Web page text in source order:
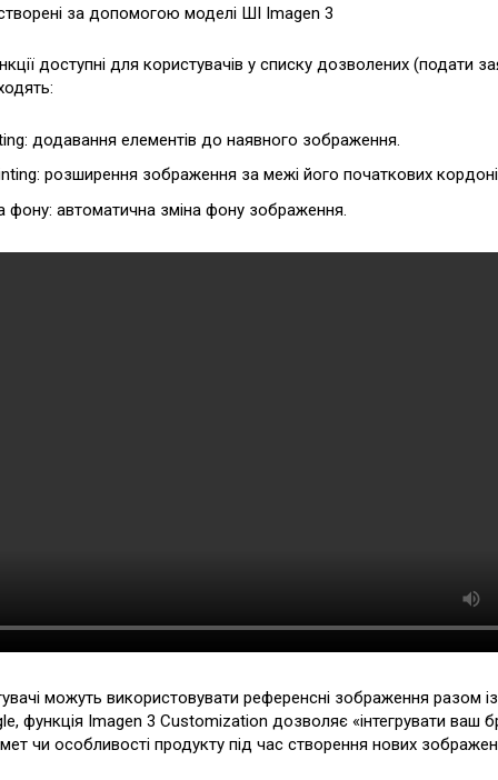
за допомогою моделі ШІ Imagen 3
доступні для користувачів у списку дозволених (подати
додавання елементів до наявного зображення.
розширення зображення за межі його початкових
фону: автоматична зміна фону зображення.
можуть використовувати референсні зображення разом
функція Imagen 3 Customization дозволяє «інтегрувати ваш
чи особливості продукту під час створення нових